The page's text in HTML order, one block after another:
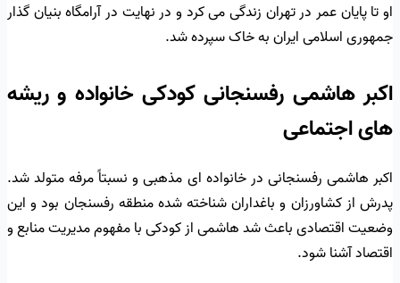
او تا پایان عمر در تهران زندگی می کرد و در نهایت در آرامگاه بنیان گذار
جمهوری اسلامی ایران به خاک سپرده شد.
اکبر هاشمی رفسنجانی کودکی خانواده و ریشه
های اجتماعی
اکبر هاشمی رفسنجانی در خانواده ای مذهبی و نسبتاً مرفه متولد شد.
پدرش از کشاورزان و باغداران شناخته شده منطقه رفسنجان بود و این
وضعیت اقتصادی باعث شد هاشمی از کودکی با مفهوم مدیریت منابع و
اقتصاد آشنا شود.